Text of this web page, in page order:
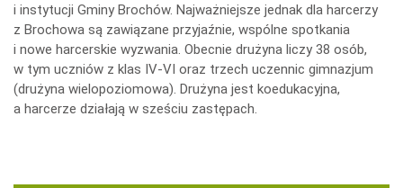
i instytucji Gminy Brochów. Najważniejsze jednak dla harcerzy
z Brochowa są zawiązane przyjaźnie, wspólne spotkania
i nowe harcerskie wyzwania. Obecnie drużyna liczy 38 osób,
w tym uczniów z klas IV-VI oraz trzech uczennic gimnazjum
(drużyna wielopoziomowa). Drużyna jest koedukacyjna,
a harcerze działają w sześciu zastępach.